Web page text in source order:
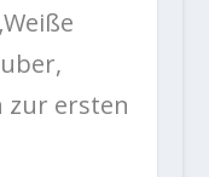
zur ersten